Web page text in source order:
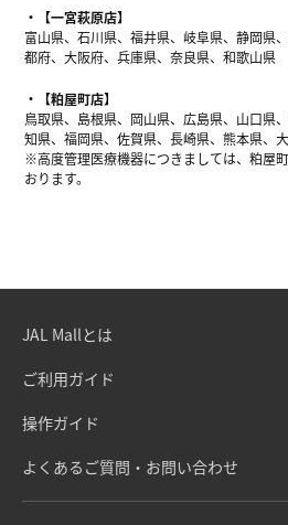
【一宮萩原店】
富山県、石川県、福井県、岐阜県、静岡県
都府、大阪府、兵庫県、奈良県、和歌山県
【粕屋町店】
鳥取県、島根県、岡山県、広島県、山口県
知県、福岡県、佐賀県、長崎県、熊本県、
※高度管理医療機器につきましては、粕屋
おります。
JAL Mallとは
ご利用ガイド
操作ガイド
よくあるご質問・お問い合わせ